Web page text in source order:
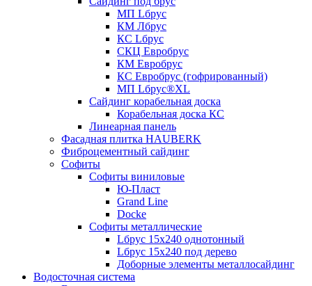
МП Lбрус
КМ Лбрус
КС Lбрус
СКЦ Евробрус
КМ Евробрус
КС Евробрус (гофрированный)
МП Lбрус®XL
Сайдинг корабельная доска
Корабельная доска КС
Линеарная панель
Фасадная плитка HAUBERK
Фиброцементный сайдинг
Софиты
Софиты виниловые
Ю-Пласт
Grand Line
Docke
Софиты металлические
Lбрус 15x240 однотонный
Lбрус 15x240 под дерево
Доборные элементы металлосайдинг
Водосточная система